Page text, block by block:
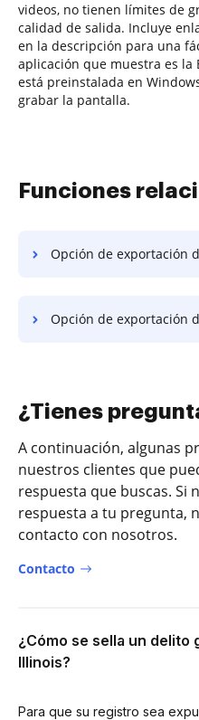
videos, no tienen límites de
calidad de salida. Incluye
en la descripción para una
aplicación que muestra es la
está preinstalada en
grabar la pantalla.
Funciones
Opción de exportación de campo en PDF en
Opción de exportación de campo en PDF en
¿Tienes
A continuación, algunas
nuestros clientes que
respuesta que buscas. Si
respuesta a tu pregunta,
contacto con nosotros.
Contacto
¿Cómo se sella un delito
Illinois?
Para que su registro sea